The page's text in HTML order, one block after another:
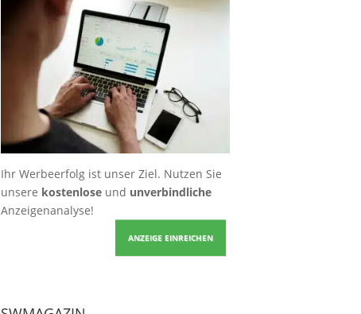
Ihr Werbeerfolg ist unser Ziel. Nutzen Sie
unsere kostenloseund unverbindliche
Anzeigenanalyse!
ANZEIGE EINREICHEN